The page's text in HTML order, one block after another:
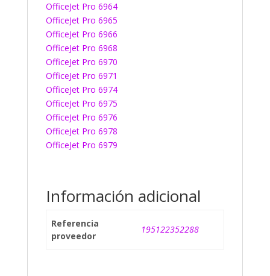
OfficeJet Pro 6964
OfficeJet Pro 6965
OfficeJet Pro 6966
OfficeJet Pro 6968
OfficeJet Pro 6970
OfficeJet Pro 6971
OfficeJet Pro 6974
OfficeJet Pro 6975
OfficeJet Pro 6976
OfficeJet Pro 6978
OfficeJet Pro 6979
Información adicional
Referencia
proveedor
195122352288